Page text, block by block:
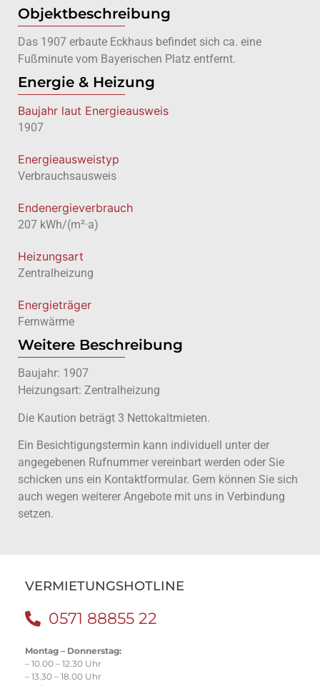
Objektbeschreibung
Das 1907 erbaute Eckhaus befindet sich ca. eine
Fußminute vom Bayerischen Platz entfernt.
Energie & Heizung
Baujahr laut Energieausweis
1907
Energie­ausweistyp
Verbrauchsausweis
Endenergieverbrauch
207 kWh/(m²·a)
Heizungsart
Zentralheizung
Energieträger
Fernwärme
Weitere Beschreibung
Baujahr: 1907
Heizungsart: Zentralheizung
Die Kaution beträgt 3 Nettokaltmieten.
Ein Besichtigungstermin kann individuell unter der
angegebenen Rufnummer vereinbart werden oder Sie
schicken uns ein Kontaktformular. Gern können Sie sich
auch wegen weiterer Angebote mit uns in Verbindung
setzen.
VERMIETUNGSHOTLINE
0571 88855 22
Montag – Donnerstag:
– 10.00 – 12.30 Uhr
– 13.30 – 18.00 Uhr